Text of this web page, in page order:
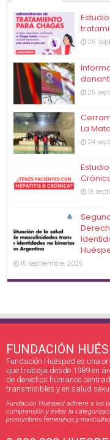
26
25
La
24
18
15 septiembre, 2025
FUNDACIÓN
Fundación Huésped es una
que trabaja desde 1989 en
de derechos humanos
transmisibles y en salud
Fundación Huésped adhiere a los
comprensión y evitar la
pronombres femeninos y